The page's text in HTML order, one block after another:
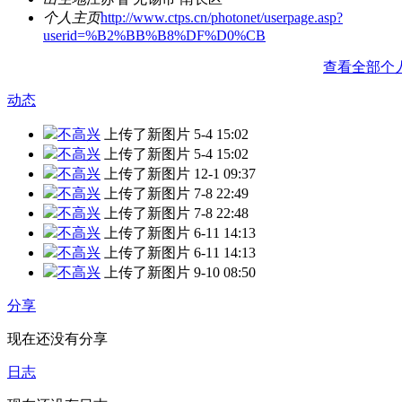
个人主页http://www.ctps.cn/photonet/userpage.asp?
userid=%B2%BB%B8%DF%D0%CB
查看全部个
动态
不高兴 上传了新图片 5-4 15:02
不高兴 上传了新图片 5-4 15:02
不高兴 上传了新图片 12-1 09:37
不高兴 上传了新图片 7-8 22:49
不高兴 上传了新图片 7-8 22:48
不高兴 上传了新图片 6-11 14:13
不高兴 上传了新图片 6-11 14:13
不高兴 上传了新图片 9-10 08:50
分享
现在还没有分享
日志